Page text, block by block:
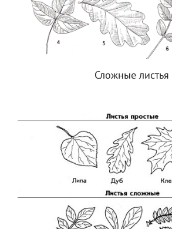
Сложные листья